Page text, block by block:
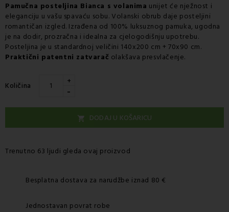
Pamučna posteljina Bianca s volanima unijet će nježnost i
eleganciju u vašu spavaću sobu. Volanski obrub daje posteljini
romantičan izgled. Izrađena od 100% luksuznog pamuka, ugodna
je na dodir, prozračna i idealna za cjelogodišnju upotrebu.
Posteljina je u standardnoj veličini 140x200 cm + 70x90 cm.
Praktični patentni zatvarač olakšava presvlačenje.
Količina +
-
 DODAJ U KOŠARICU
Trenutno 63 ljudi gleda ovaj proizvod
Besplatna dostava za narudžbe iznad 80 €
Jednostavan povrat robe